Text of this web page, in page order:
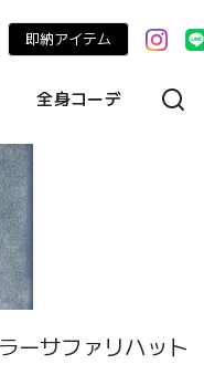
即納アイテム
全身コーデ
ーサファリハット